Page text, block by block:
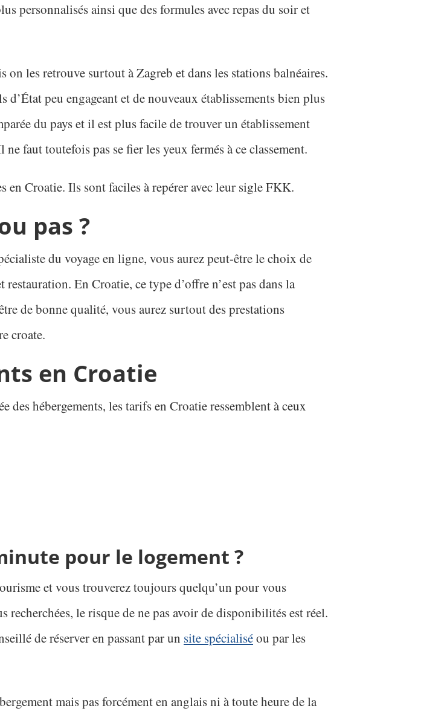
personnalisés ainsi que des formules avec repas du soir et
les retrouve surtout à Zagreb et dans les stations balnéaires.
peu engageant et de nouveaux établissements bien plus
du pays et il est plus facile de trouver un établissement
faut toutefois pas se fier les yeux fermés à ce classement.
en Croatie. Ils sont faciles à repérer avec leur sigle FKK.
pas ?
du voyage en ligne, vous aurez peut-être le choix de
En Croatie, ce type d’offre n’est pas dans la
de bonne qualité, vous aurez surtout des prestations
croate.
en Croatie
des hébergements, les tarifs en Croatie ressemblent à ceux
pour le logement ?
et vous trouverez toujours quelqu’un pour vous
recherchées, le risque de ne pas avoir de disponibilités est réel.
de réserver en passant par un site spécialiséou par les
mais pas forcément en anglais ni à toute heure de la